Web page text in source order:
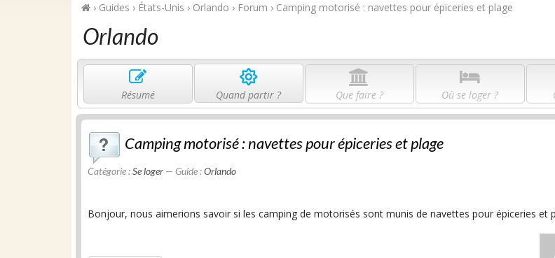
› Guides › États-Unis › Orlando › Forum › Camping motorisé : navettes pour épiceries et plage
Orlando
Résumé Quand partir ? Que faire ? Où se loger ?
Camping motorisé : navettes pour épiceries et plage
Catégorie :Se loger — Guide :Orlando
Bonjour, nous aimerions savoir si les camping de motorisés sont munis de navettes pour épiceries et